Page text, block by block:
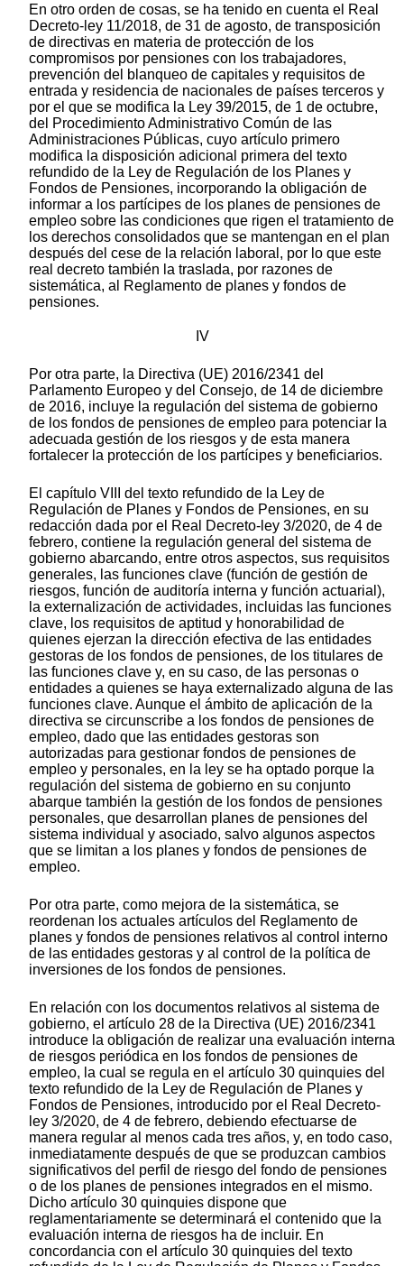
En otro orden de cosas, se ha tenido en cuenta el Real
Decreto-ley 11/2018, de 31 de agosto, de transposición
de directivas en materia de protección de los
compromisos por pensiones con los trabajadores,
prevención del blanqueo de capitales y requisitos de
entrada y residencia de nacionales de países terceros y
por el que se modifica la Ley 39/2015, de 1 de octubre,
del Procedimiento Administrativo Común de las
Administraciones Públicas, cuyo artículo primero
modifica la disposición adicional primera del texto
refundido de la Ley de Regulación de los Planes y
Fondos de Pensiones, incorporando la obligación de
informar a los partícipes de los planes de pensiones de
empleo sobre las condiciones que rigen el tratamiento de
los derechos consolidados que se mantengan en el plan
después del cese de la relación laboral, por lo que este
real decreto también la traslada, por razones de
sistemática, al Reglamento de planes y fondos de
pensiones.
IV
Por otra parte, la Directiva (UE) 2016/2341 del
Parlamento Europeo y del Consejo, de 14 de diciembre
de 2016, incluye la regulación del sistema de gobierno
de los fondos de pensiones de empleo para potenciar la
adecuada gestión de los riesgos y de esta manera
fortalecer la protección de los partícipes y beneficiarios.
El capítulo VIII del texto refundido de la Ley de
Regulación de Planes y Fondos de Pensiones, en su
redacción dada por el Real Decreto-ley 3/2020, de 4 de
febrero, contiene la regulación general del sistema de
gobierno abarcando, entre otros aspectos, sus requisitos
generales, las funciones clave (función de gestión de
riesgos, función de auditoría interna y función actuarial),
la externalización de actividades, incluidas las funciones
clave, los requisitos de aptitud y honorabilidad de
quienes ejerzan la dirección efectiva de las entidades
gestoras de los fondos de pensiones, de los titulares de
las funciones clave y, en su caso, de las personas o
entidades a quienes se haya externalizado alguna de las
funciones clave. Aunque el ámbito de aplicación de la
directiva se circunscribe a los fondos de pensiones de
empleo, dado que las entidades gestoras son
autorizadas para gestionar fondos de pensiones de
empleo y personales, en la ley se ha optado porque la
regulación del sistema de gobierno en su conjunto
abarque también la gestión de los fondos de pensiones
personales, que desarrollan planes de pensiones del
sistema individual y asociado, salvo algunos aspectos
que se limitan a los planes y fondos de pensiones de
empleo.
Por otra parte, como mejora de la sistemática, se
reordenan los actuales artículos del Reglamento de
planes y fondos de pensiones relativos al control interno
de las entidades gestoras y al control de la política de
inversiones de los fondos de pensiones.
En relación con los documentos relativos al sistema de
gobierno, el artículo 28 de la Directiva (UE) 2016/2341
introduce la obligación de realizar una evaluación interna
de riesgos periódica en los fondos de pensiones de
empleo, la cual se regula en el artículo 30 quinquies del
texto refundido de la Ley de Regulación de Planes y
Fondos de Pensiones, introducido por el Real Decreto-
ley 3/2020, de 4 de febrero, debiendo efectuarse de
manera regular al menos cada tres años, y, en todo caso,
inmediatamente después de que se produzcan cambios
significativos del perfil de riesgo del fondo de pensiones
o de los planes de pensiones integrados en el mismo.
Dicho artículo 30 quinquies dispone que
reglamentariamente se determinará el contenido que la
evaluación interna de riesgos ha de incluir. En
concordancia con el artículo 30 quinquies del texto